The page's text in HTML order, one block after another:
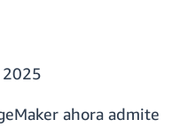
2025
ahora admite